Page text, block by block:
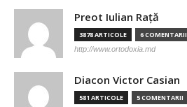
Preot Iulian Raţă
3878 ARTICOLE 6 COMENTARII
http://www.ortodoxia.md
Diacon Victor Casian
581 ARTICOLE 5 COMENTARII